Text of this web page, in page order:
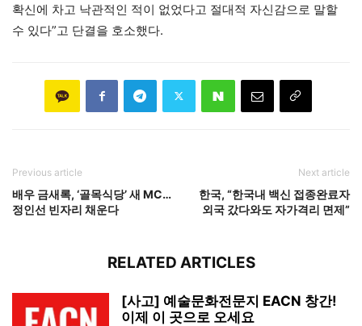
확신에 차고 낙관적인 적이 없었다고 절대적 자신감으로 말할
수 있다”고 단결을 호소했다.
Previous article
배우 금새록, ‘골목식당’ 새 MC…
정인선 빈자리 채운다
Next article
한국, “한국내 백신 접종완료자
외국 갔다와도 자가격리 면제”
RELATED ARTICLES
[사고] 예술문화전문지 EACN 창간!
이제 이 곳으로 오세요